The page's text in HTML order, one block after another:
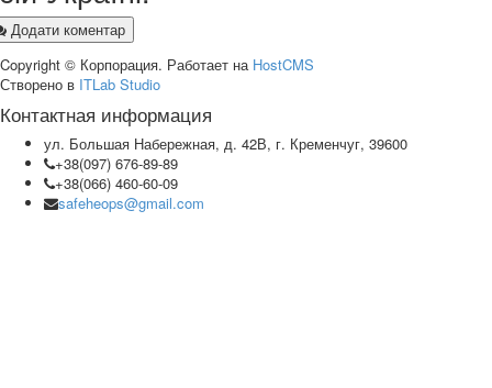
Додати коментар
Copyright © Корпорация. Работает на HostCMS
Створено в ITLab Studio
Контактная информация
ул. Большая Набережная, д. 42В, г. Кременчуг, 39600
+38(097) 676-89-89
+38(066) 460-60-09
safeheops@gmail.com